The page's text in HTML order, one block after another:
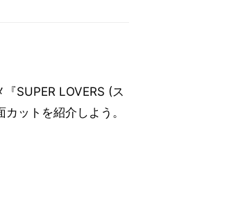
SUPER LOVERS (ス
ットを紹介しよう。